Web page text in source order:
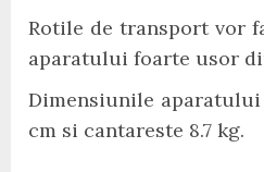
Rotile de transport vor
aparatului foarte usor
Dimensiunile aparatului
cm si cantareste 8.7 kg.